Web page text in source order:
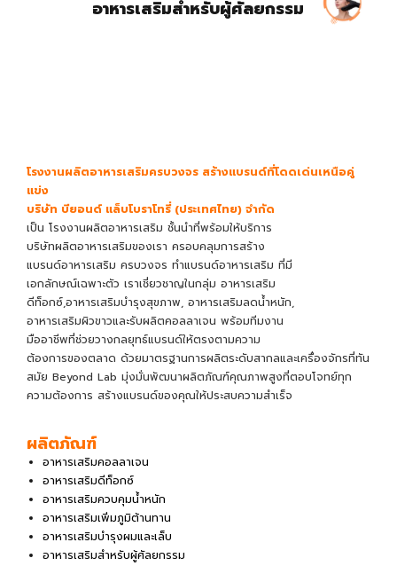
อาหารเสริมสำหรับผู้ศัลยกรรม
โรงงานผลิตอาหารเสริมครบวงจร สร้างแบรนด์ที่โดดเด่นเหนือคู่
แข่ง
บริษัท บียอนด์ แล็บโบราโทรี่ (ประเทศไทย) จำกัด
เป็น โรงงานผลิตอาหารเสริม ชั้นนำที่พร้อมให้บริการ
บริษัทผลิตอาหารเสริมของเรา ครอบคลุมการสร้าง
แบรนด์อาหารเสริม ครบวงจร ทำแบรนด์อาหารเสริม ที่มี
เอกลักษณ์เฉพาะตัว เราเชี่ยวชาญในกลุ่ม อาหารเสริม
ดีท็อกซ์,อาหารเสริมบำรุงสุขภาพ, อาหารเสริมลดน้ำหนัก,
อาหารเสริมผิวขาวและรับผลิตคอลลาเจน พร้อมทีมงาน
มืออาชีพที่ช่วยวางกลยุทธ์แบรนด์ให้ตรงตามความ
ต้องการของตลาด ด้วยมาตรฐานการผลิตระดับสากลและเครื่องจักรที่ทัน
สมัย Beyond Lab มุ่งมั่นพัฒนาผลิตภัณฑ์คุณภาพสูงที่ตอบโจทย์ทุก
ความต้องการ สร้างแบรนด์ของคุณให้ประสบความสำเร็จ
ผลิตภัณฑ์
อาหารเสริมคอลลาเจน
อาหารเสริมดีท็อกซ์
อาหารเสริมควบคุมน้ำหนัก
อาหารเสริมเพิ่มภูมิต้านทาน
อาหารเสริมบำรุงผมและเล็บ
อาหารเสริมสำหรับผู้ศัลยกรรม